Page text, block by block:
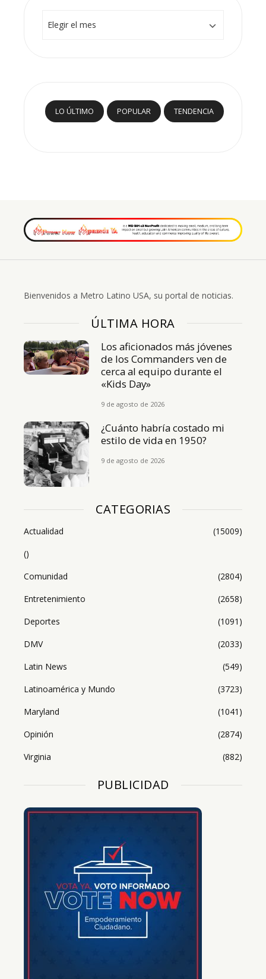
LO ÚLTIMO POPULAR TENDENCIA
Bienvenidos a Metro Latino USA, su portal de noticias.
ÚLTIMA HORA
Los aficionados más jóvenes
de los Commanders ven de
cerca al equipo durante el
«Kids Day»
9 de agosto de 2026
¿Cuánto habría costado mi
estilo de vida en 1950?
9 de agosto de 2026
CATEGORIAS
Actualidad
(15009)
()
Comunidad
(2804)
Entretenimiento
(2658)
Deportes
(1091)
DMV
(2033)
Latin News
(549)
Latinoamérica y Mundo
(3723)
Maryland
(1041)
Opinión
(2874)
Virginia
(882)
PUBLICIDAD